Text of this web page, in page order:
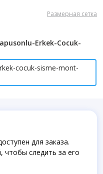
Размерная сетка
Erkek-Cocuk-
cocuk-sisme-mont-
для заказа.
чтобы следить за его